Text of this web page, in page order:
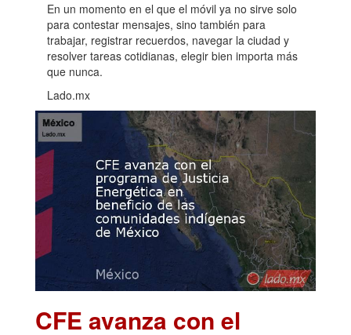
En un momento en el que el móvil ya no sirve solo
para contestar mensajes, sino también para
trabajar, registrar recuerdos, navegar la ciudad y
resolver tareas cotidianas, elegir bien importa más
que nunca.
Lado.mx
CFE avanza con el